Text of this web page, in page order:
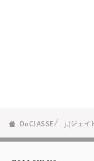
DoCLASSE j.(ジェイ